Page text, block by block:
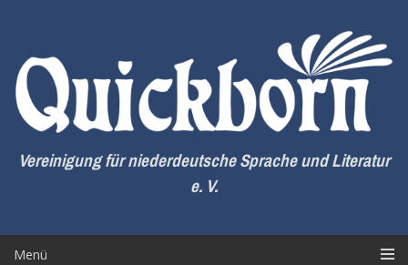
springen
Vereinigung für niederdeutsche Sprache und Literatur
e. V.
Menü